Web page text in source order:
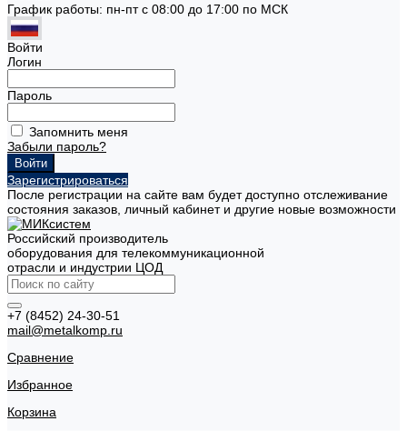
График работы: пн-пт с 08:00 до 17:00 по МСК
Войти
Логин
Пароль
Запомнить меня
Забыли пароль?
Зарегистрироваться
После регистрации на сайте вам будет доступно отслеживание
состояния заказов, личный кабинет и другие новые возможности
Российский производитель
оборудования для телекоммуникационной
отрасли и индустрии ЦОД
+7 (8452) 24-30-51
mail@metalkomp.ru
Сравнение
Избранное
Корзина